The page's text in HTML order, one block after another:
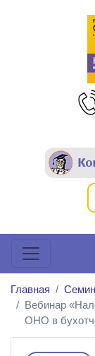
Главная
Вебинар
ОНО в